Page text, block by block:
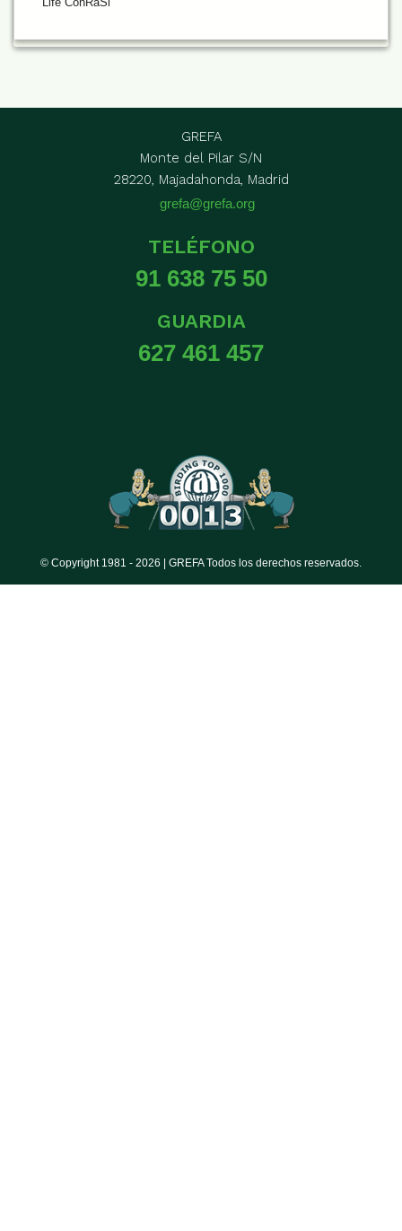
GREFA
Monte del Pilar S/N
28220, Majadahonda, Madrid
grefa@grefa.org
TELÉFONO
91 638 75 50
GUARDIA
627 461 457
© Copyright 1981 - 2026 | GREFA Todos los derechos reservados.